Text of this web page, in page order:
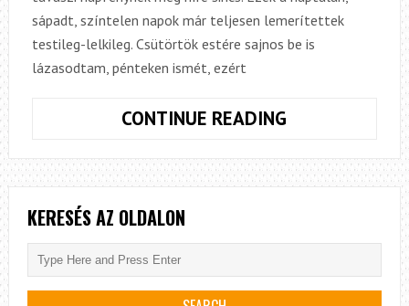
sápadt, színtelen napok már teljesen lemerítettek
testileg-lelkileg. Csütörtök estére sajnos be is
lázasodtam, pénteken ismét, ezért
CONTINUE READING
A
PARTOKON
KERESÉS AZ OLDALON